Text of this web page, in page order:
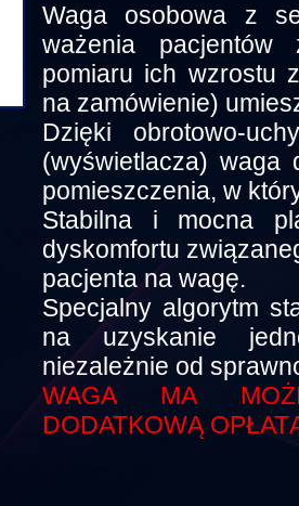
Waga osobowa z
ważenia pacjentów
pomiaru ich wzrostu
na zamówienie)
Dzięki obrotowo-
(wyświetlacza) waga
pomieszczenia, w
Stabilna i mocna
dyskomfortu
pacjenta na wagę.
Specjalny algorytm
na uzyskanie
niezależnie od
WAGA MA
DODATKOWĄ